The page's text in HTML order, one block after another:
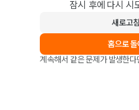
잠시 후에 다시 시
새로고
홈으로
계속해서 같은 문제가 발생한다